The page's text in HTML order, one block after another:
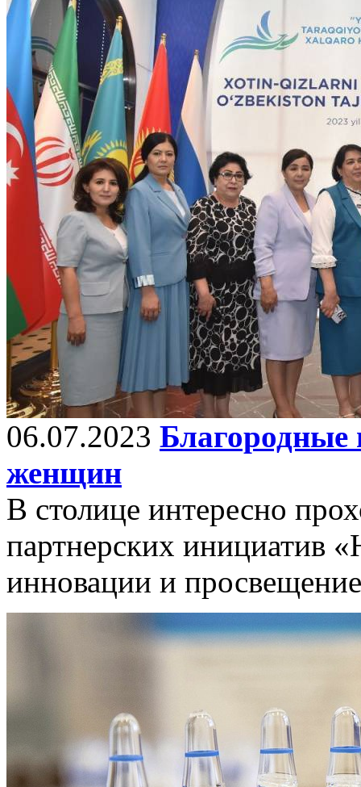
06.07.2023 Благородные
женщин
В столице интересно
партнерских инициатив
инновации и